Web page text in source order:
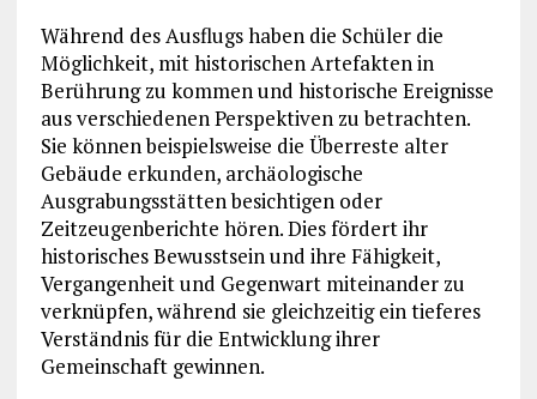
Während des Ausflugs haben die Schüler die
Möglichkeit, mit historischen Artefakten in
Berührung zu kommen und historische Ereignisse
aus verschiedenen Perspektiven zu betrachten.
Sie können beispielsweise die Überreste alter
Gebäude erkunden, archäologische
Ausgrabungsstätten besichtigen oder
Zeitzeugenberichte hören. Dies fördert ihr
historisches Bewusstsein und ihre Fähigkeit,
Vergangenheit und Gegenwart miteinander zu
verknüpfen, während sie gleichzeitig ein tieferes
Verständnis für die Entwicklung ihrer
Gemeinschaft gewinnen.